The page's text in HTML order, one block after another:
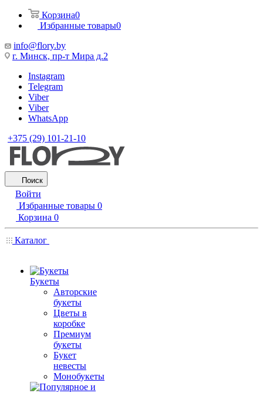
Корзина0
Избранные товары0
info@flory.by
г. Минск, пр-т Мира д.2
Instagram
Telegram
Viber
Viber
WhatsApp
+375 (29) 101-21-10
Поиск
Войти
Избранные товары 0
Корзина 0
Каталог
Букеты
Авторские
букеты
Цветы в
коробке
Премиум
букеты
Букет
невесты
Монобукеты